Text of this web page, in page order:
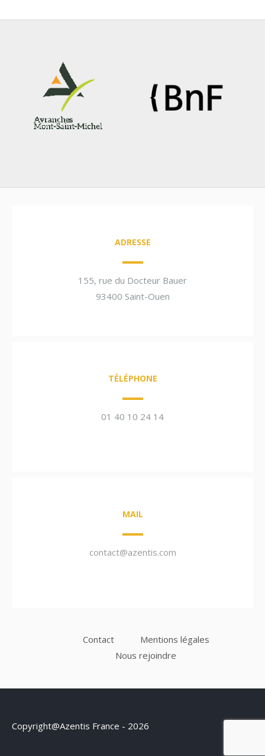
ADRESSE
155, rue du Docteur Bauer
93400 Saint-Ouen
TÉLÉPHONE
01 40 10 24 14
MAIL
contact@azentis.com
Contact
Mentions légales
Nous rejoindre
Copyright@Azentis France - 2026